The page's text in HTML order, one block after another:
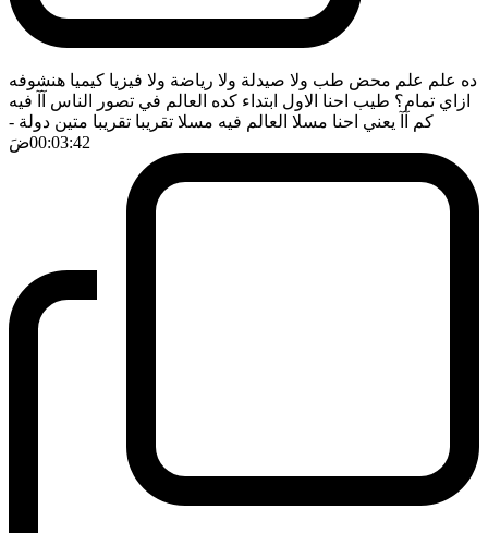
ده علم علم محض طب ولا صيدلة ولا رياضة ولا فيزيا كيميا هنشوفه
ازاي تمام؟ طيب احنا الاول ابتداء كده العالم في تصور الناس آآ فيه
كم آآ يعني احنا مسلا العالم فيه مسلا تقريبا تقريبا متين دولة -
00:03:42ضَ